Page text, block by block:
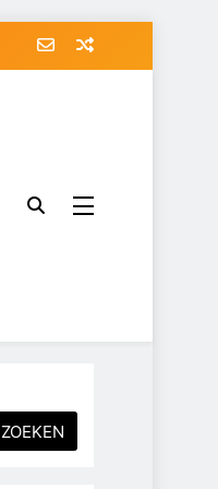
ZOEKEN